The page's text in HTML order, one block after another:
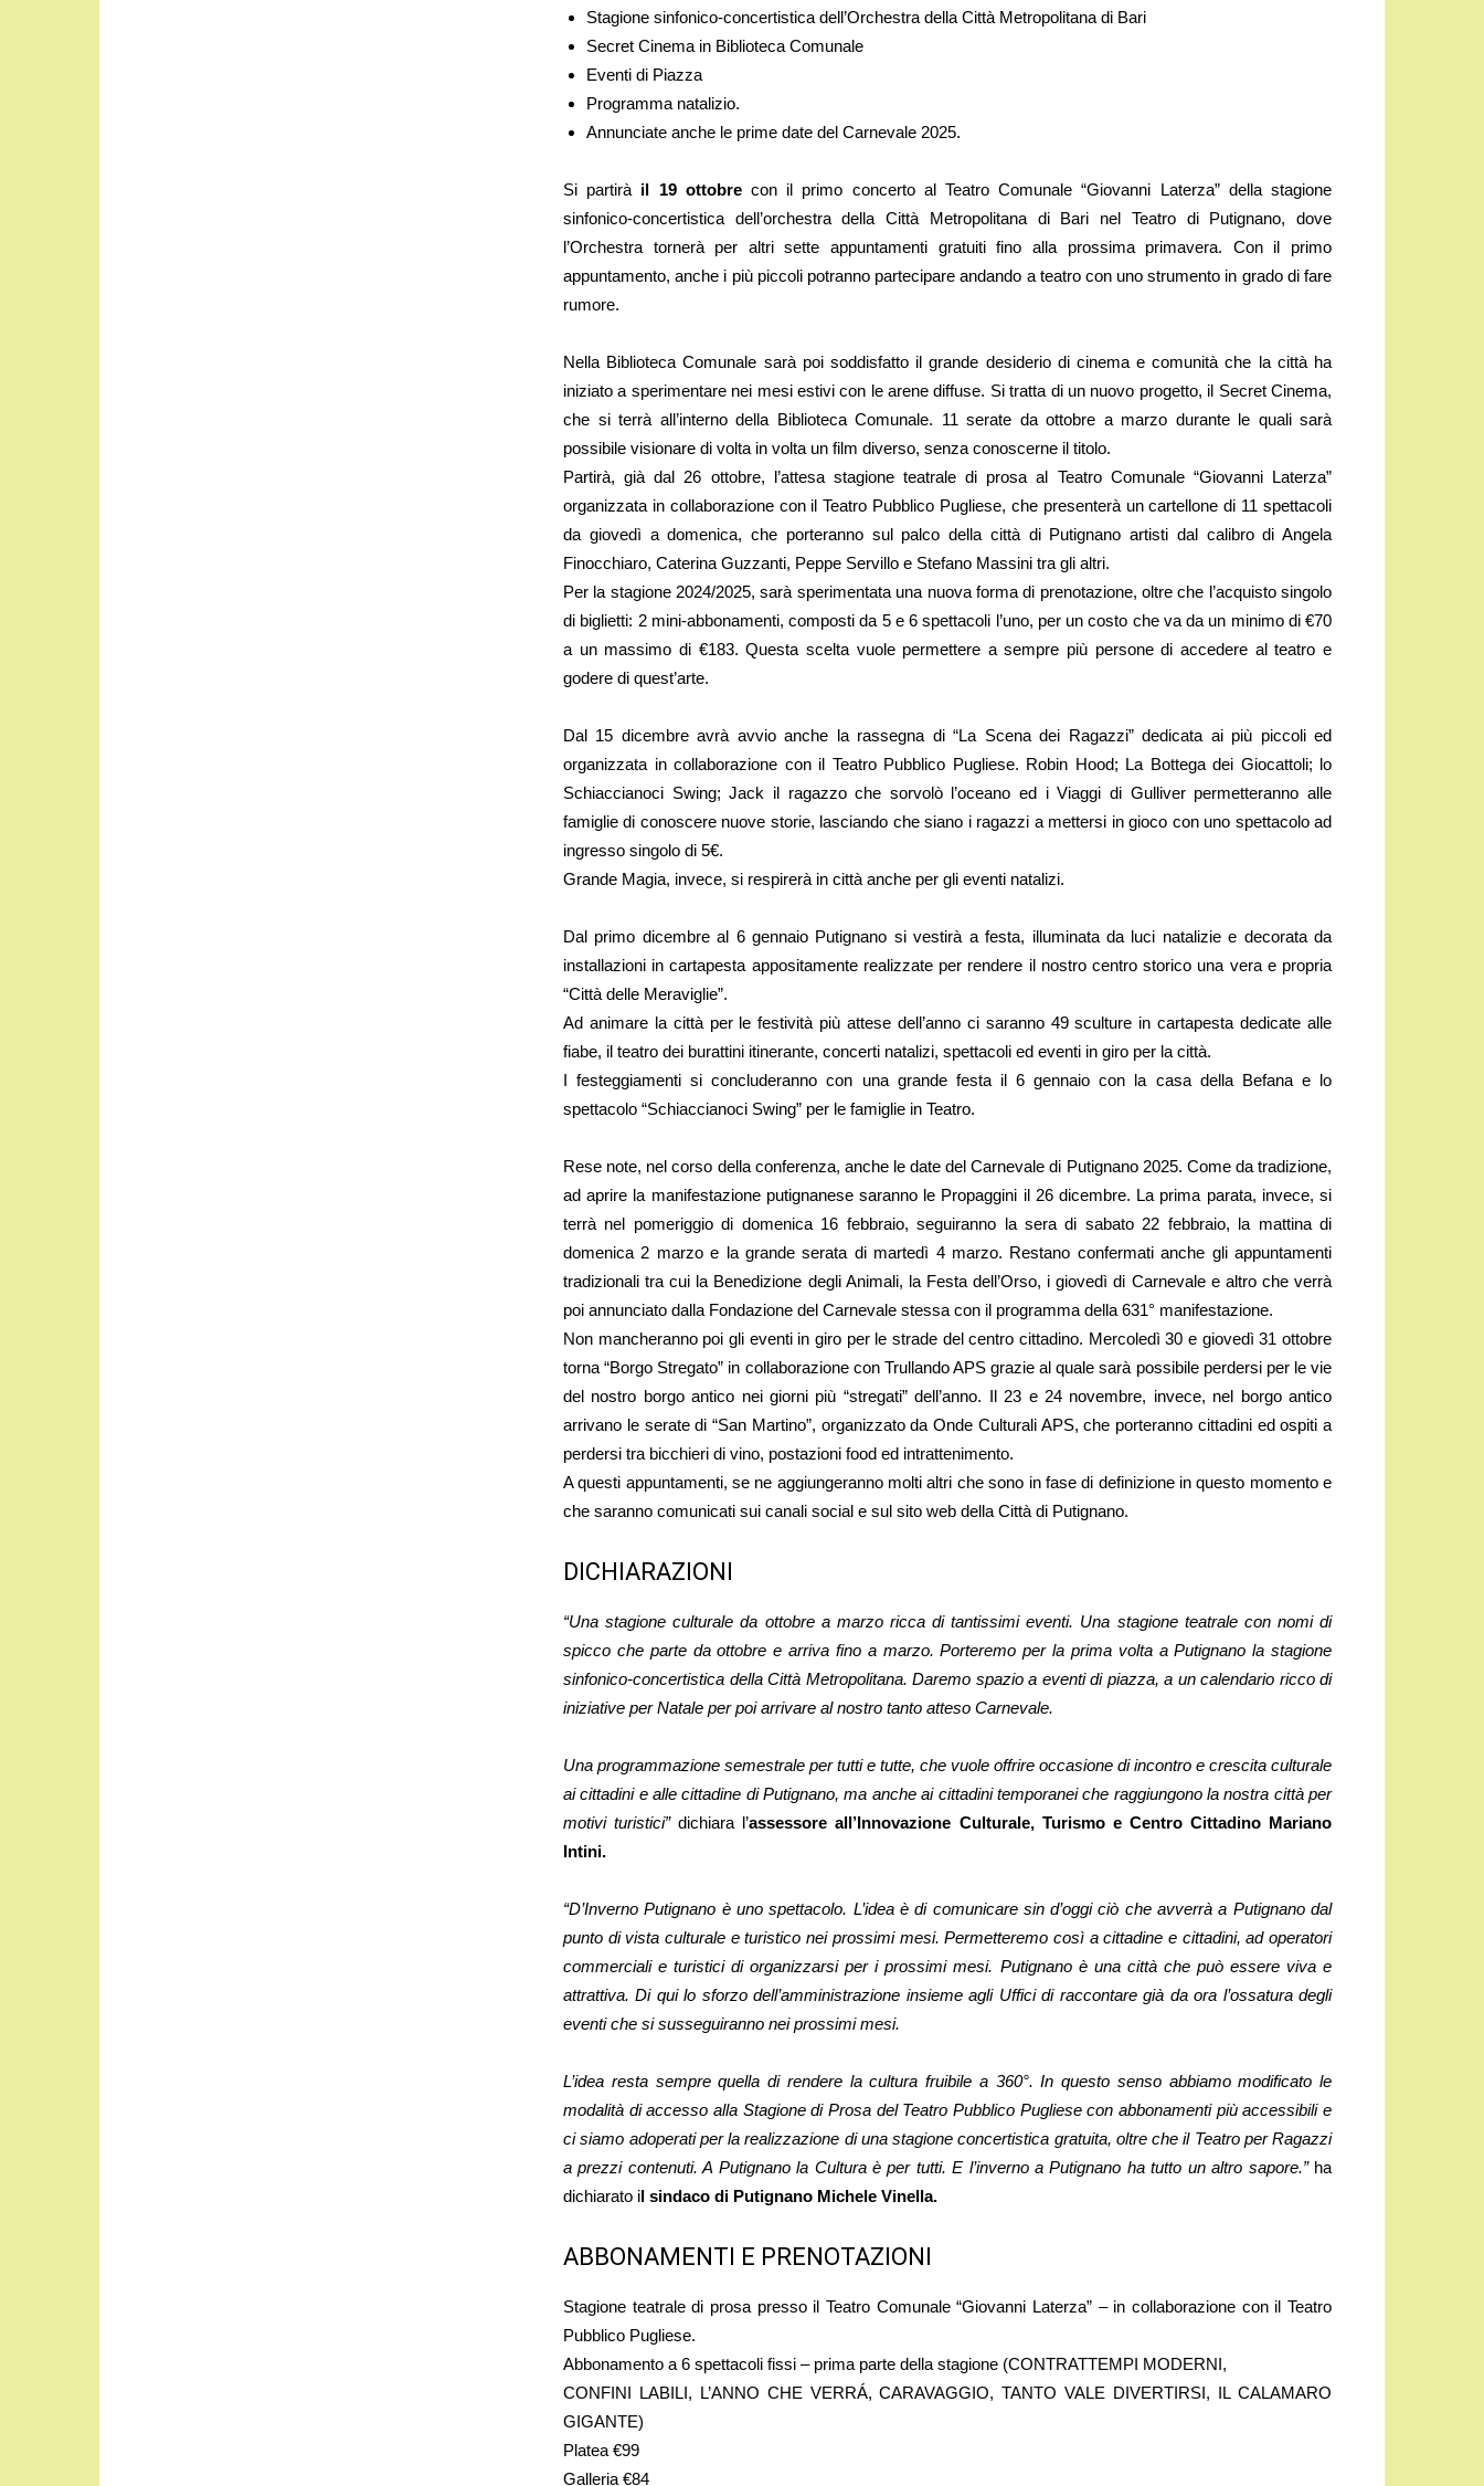
Stagione sinfonico-concertistica dell’Orchestra della Città Metropolitana di Bari
Secret Cinema in Biblioteca Comunale
Eventi di Piazza
Programma natalizio.
Annunciate anche le prime date del Carnevale 2025.
Si partirà il 19 ottobrecon il primo concerto al Teatro Comunale “Giovanni Laterza” della stagione
sinfonico-concertistica dell’orchestra della Città Metropolitana di Bari nel Teatro di Putignano, dove
l’Orchestra tornerà per altri sette appuntamenti gratuiti fino alla prossima primavera. Con il primo
appuntamento, anche i più piccoli potranno partecipare andando a teatro con uno strumento in grado di fare
rumore.
Nella Biblioteca Comunale sarà poi soddisfatto il grande desiderio di cinema e comunità che la città ha
iniziato a sperimentare nei mesi estivi con le arene diffuse. Si tratta di un nuovo progetto, il Secret Cinema,
che si terrà all’interno della Biblioteca Comunale. 11 serate da ottobre a marzo durante le quali sarà
possibile visionare di volta in volta un film diverso, senza conoscerne il titolo.
Partirà, già dal 26 ottobre, l’attesa stagione teatrale di prosa al Teatro Comunale “Giovanni Laterza”
organizzata in collaborazione con il Teatro Pubblico Pugliese, che presenterà un cartellone di 11 spettacoli
da giovedì a domenica, che porteranno sul palco della città di Putignano artisti dal calibro di Angela
Finocchiaro, Caterina Guzzanti, Peppe Servillo e Stefano Massini tra gli altri.
Per la stagione 2024/2025, sarà sperimentata una nuova forma di prenotazione, oltre che l’acquisto singolo
di biglietti: 2 mini-abbonamenti, composti da 5 e 6 spettacoli l’uno, per un costo che va da un minimo di €70
a un massimo di €183. Questa scelta vuole permettere a sempre più persone di accedere al teatro e
godere di quest’arte.
Dal 15 dicembre avrà avvio anche la rassegna di “La Scena dei Ragazzi” dedicata ai più piccoli ed
organizzata in collaborazione con il Teatro Pubblico Pugliese. Robin Hood; La Bottega dei Giocattoli; lo
Schiaccianoci Swing; Jack il ragazzo che sorvolò l’oceano ed i Viaggi di Gulliver permetteranno alle
famiglie di conoscere nuove storie, lasciando che siano i ragazzi a mettersi in gioco con uno spettacolo ad
ingresso singolo di 5€.
Grande Magia, invece, si respirerà in città anche per gli eventi natalizi.
Dal primo dicembre al 6 gennaio Putignano si vestirà a festa, illuminata da luci natalizie e decorata da
installazioni in cartapesta appositamente realizzate per rendere il nostro centro storico una vera e propria
“Città delle Meraviglie”.
Ad animare la città per le festività più attese dell’anno ci saranno 49 sculture in cartapesta dedicate alle
fiabe, il teatro dei burattini itinerante, concerti natalizi, spettacoli ed eventi in giro per la città.
I festeggiamenti si concluderanno con una grande festa il 6 gennaio con la casa della Befana e lo
spettacolo “Schiaccianoci Swing” per le famiglie in Teatro.
Rese note, nel corso della conferenza, anche le date del Carnevale di Putignano 2025. Come da tradizione,
ad aprire la manifestazione putignanese saranno le Propaggini il 26 dicembre. La prima parata, invece, si
terrà nel pomeriggio di domenica 16 febbraio, seguiranno la sera di sabato 22 febbraio, la mattina di
domenica 2 marzo e la grande serata di martedì 4 marzo. Restano confermati anche gli appuntamenti
tradizionali tra cui la Benedizione degli Animali, la Festa dell’Orso, i giovedì di Carnevale e altro che verrà
poi annunciato dalla Fondazione del Carnevale stessa con il programma della 631° manifestazione.
Non mancheranno poi gli eventi in giro per le strade del centro cittadino. Mercoledì 30 e giovedì 31 ottobre
torna “Borgo Stregato” in collaborazione con Trullando APS grazie al quale sarà possibile perdersi per le vie
del nostro borgo antico nei giorni più “stregati” dell’anno. Il 23 e 24 novembre, invece, nel borgo antico
arrivano le serate di “San Martino”, organizzato da Onde Culturali APS, che porteranno cittadini ed ospiti a
perdersi tra bicchieri di vino, postazioni food ed intrattenimento.
A questi appuntamenti, se ne aggiungeranno molti altri che sono in fase di definizione in questo momento e
che saranno comunicati sui canali social e sul sito web della Città di Putignano.
DICHIARAZIONI
“Una stagione culturale da ottobre a marzo ricca di tantissimi eventi. Una stagione teatrale con nomi di
spicco che parte da ottobre e arriva fino a marzo. Porteremo per la prima volta a Putignano la stagione
sinfonico-concertistica della Città Metropolitana. Daremo spazio a eventi di piazza, a un calendario ricco di
iniziative per Natale per poi arrivare al nostro tanto atteso Carnevale.
Una programmazione semestrale per tutti e tutte, che vuole offrire occasione di incontro e crescita culturale
ai cittadini e alle cittadine di Putignano, ma anche ai cittadini temporanei che raggiungono la nostra città per
motivi turistici”dichiara l’assessore all’Innovazione Culturale, Turismo e Centro Cittadino Mariano
Intini.
“D’Inverno Putignano è uno spettacolo. L’idea è di comunicare sin d’oggi ciò che avverrà a Putignano dal
punto di vista culturale e turistico nei prossimi mesi. Permetteremo così a cittadine e cittadini, ad operatori
commerciali e turistici di organizzarsi per i prossimi mesi. Putignano è una città che può essere viva e
attrattiva. Di qui lo sforzo dell’amministrazione insieme agli Uffici di raccontare già da ora l’ossatura degli
eventi che si susseguiranno nei prossimi mesi.
L’idea resta sempre quella di rendere la cultura fruibile a 360°. In questo senso abbiamo modificato le
modalità di accesso alla Stagione di Prosa del Teatro Pubblico Pugliese con abbonamenti più accessibili e
ci siamo adoperati per la realizzazione di una stagione concertistica gratuita, oltre che il Teatro per Ragazzi
a prezzi contenuti. A Putignano la Cultura è per tutti. E l’inverno a Putignano ha tutto un altro sapore.”ha
dichiarato il sindaco di Putignano Michele Vinella.
ABBONAMENTI E PRENOTAZIONI
Stagione teatrale di prosa presso il Teatro Comunale “Giovanni Laterza” – in collaborazione con il Teatro
Pubblico Pugliese.
Abbonamento a 6 spettacoli fissi – prima parte della stagione (CONTRATTEMPI MODERNI,
CONFINI LABILI, L’ANNO CHE VERRÁ, CARAVAGGIO, TANTO VALE DIVERTIRSI, IL CALAMARO
GIGANTE)
Platea €99
Galleria €84